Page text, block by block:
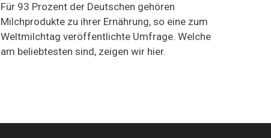
ist
Lieblingskäse
der
Deutschen?
–
Für 93 Prozent der Deutschen gehören
Milchprodukte zu ihrer Ernährung, so eine zum
Weltmilchtag veröffentlichte Umfrage. Welche
am beliebtesten sind, zeigen wir hier.